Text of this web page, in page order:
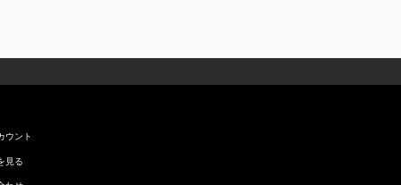
ウント
見る